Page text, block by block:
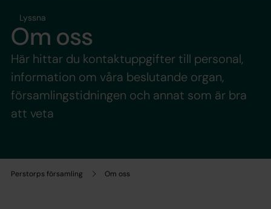
Perstorps församling Om oss
Lyssna
Om oss
Här hittar du kontaktuppgifter till personal,
information om våra beslutande organ,
församlingstidningen och annat som är bra
att veta